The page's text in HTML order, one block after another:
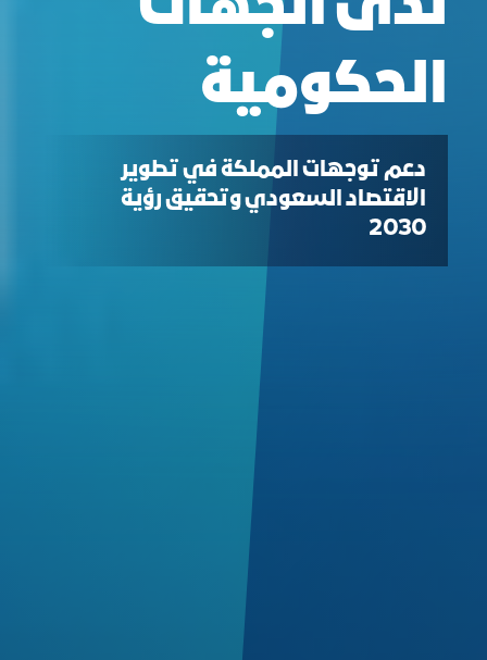
الحكومية
دعم توجهات المملكة في تطوير
الاقتصاد السعودي وتحقيق رؤية
2030